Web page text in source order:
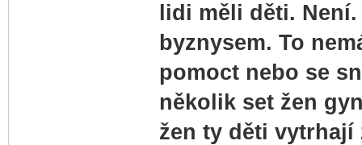
lidi měli děti.
byznysem. To
pomoct nebo se
několik set žen
žen ty děti vytrhají